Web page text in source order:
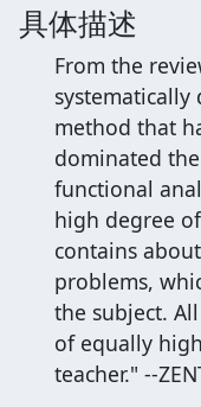
具体描述
From the
method that
dominated
functional
high degree
contains
problems,
the subject.
of equally
teacher." --